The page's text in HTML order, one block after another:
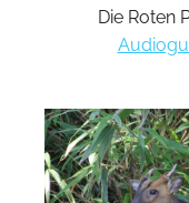
Die Roten